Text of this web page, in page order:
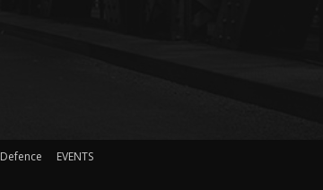
Defence
EVENTS